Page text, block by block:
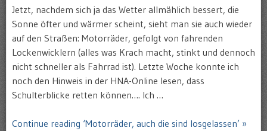
Jetzt, nachdem sich ja das Wetter allmählich bessert, die
Sonne öfter und wärmer scheint, sieht man sie auch wieder
auf den Straßen: Motorräder, gefolgt von fahrenden
Lockenwicklern (alles was Krach macht, stinkt und dennoch
nicht schneller als Fahrrad ist). Letzte Woche konnte ich
noch den Hinweis in der HNA-Online lesen, dass
Schulterblicke retten können…. Ich …
Continue reading ‘Motorräder, auch die sind losgelassen’ »